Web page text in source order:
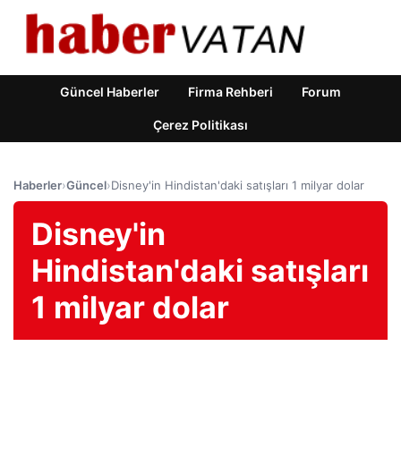
Güncel Haberler Firma Rehberi Forum
Çerez Politikası
Haberler›Güncel›Disney'in Hindistan'daki satışları 1 milyar dolar
Disney'in
Hindistan'daki satışları
1 milyar dolar